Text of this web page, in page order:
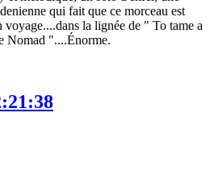
qui fait que ce morceau est
voyage....dans la lignée de " To tame a
Nomad "....Énorme.